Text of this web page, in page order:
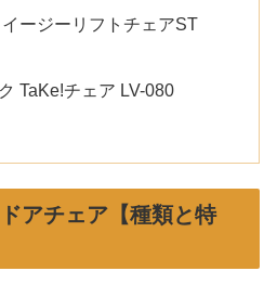
ージーリフトチェアST
TaKe!チェア LV-080
アチェア【種類と特